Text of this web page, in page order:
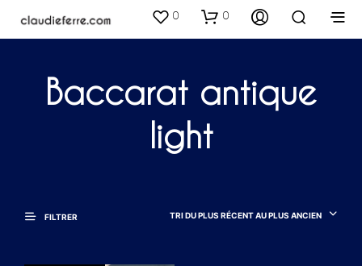
0 0
Baccarat antique
light
FILTRER TRI DU PLUS RÉCENT AU PLUS ANCIEN